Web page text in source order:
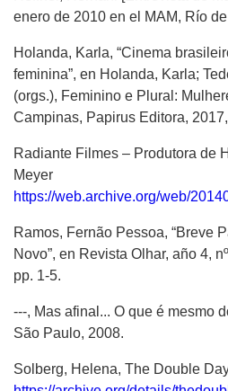
enero de 2010 en el MAM, Río
Holanda, Karla, “Cinema
feminina”, en Holanda, Karla;
(orgs.), Feminino e Plural:
Campinas, Papirus Editora,
Radiante Filmes – Produtora de
Meyer
https://web.archive.org/web/
Ramos, Fernão Pessoa, “Breve
Novo”, en Revista Olhar, año 4,
pp. 1-5.
---, Mas afinal... O que é mesmo
São Paulo, 2008.
Solberg, Helena, The Double